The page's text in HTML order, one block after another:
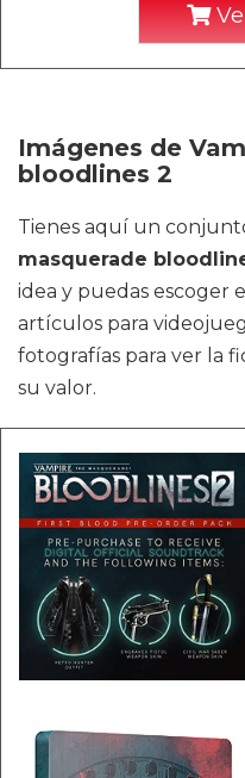
Imágenes de
bloodlines 2
Tienes aquí un
masquerade
idea y puedas escoger
artículos para
fotografías para ver la
su valor.